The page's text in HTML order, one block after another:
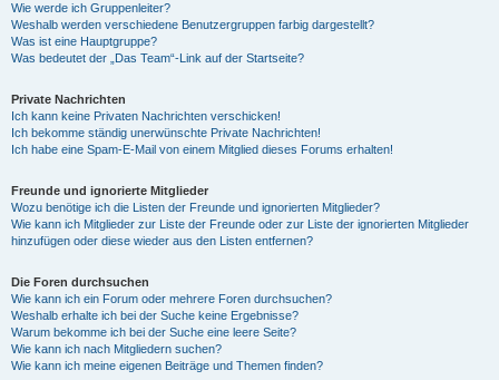
Wie werde ich Gruppenleiter?
Weshalb werden verschiedene Benutzergruppen farbig dargestellt?
Was ist eine Hauptgruppe?
Was bedeutet der „Das Team“-Link auf der Startseite?
Private Nachrichten
Ich kann keine Privaten Nachrichten verschicken!
Ich bekomme ständig unerwünschte Private Nachrichten!
Ich habe eine Spam-E-Mail von einem Mitglied dieses Forums erhalten!
Freunde und ignorierte Mitglieder
Wozu benötige ich die Listen der Freunde und ignorierten Mitglieder?
Wie kann ich Mitglieder zur Liste der Freunde oder zur Liste der ignorierten Mitglieder
hinzufügen oder diese wieder aus den Listen entfernen?
Die Foren durchsuchen
Wie kann ich ein Forum oder mehrere Foren durchsuchen?
Weshalb erhalte ich bei der Suche keine Ergebnisse?
Warum bekomme ich bei der Suche eine leere Seite?
Wie kann ich nach Mitgliedern suchen?
Wie kann ich meine eigenen Beiträge und Themen finden?